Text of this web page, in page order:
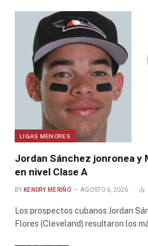
LIGAS MENORES
Jordan Sánchez jonronea y
en nivel Clase A
BY KENDRY MERIÑO AGOSTO 6, 2026
Los prospectos cubanos Jordan
Flores (Cleveland) resultaron los